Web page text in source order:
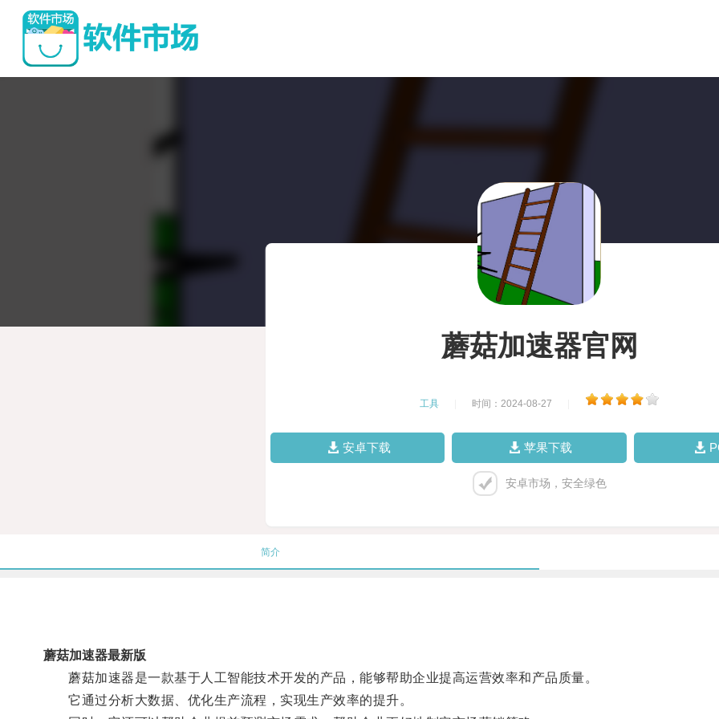
蘑菇加速器官网
工具 时间：2024-08-27
安卓下载 苹果下载
安卓市场，安全绿色
简介
蘑菇加速器最新版
蘑菇加速器是一款基于人工智能技术开发的产品，能够帮助企业提高运营效率和产品质量。
它通过分析大数据、优化生产流程，实现生产效率的提升。